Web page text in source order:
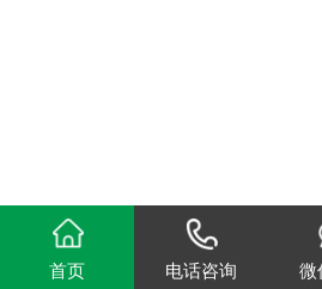
首页 电话咨询 微